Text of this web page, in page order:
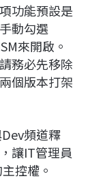
功能預設是
動勾選
來開啟。
務必先移除
個版本打架
頻道釋
讓IT管理員
控權。